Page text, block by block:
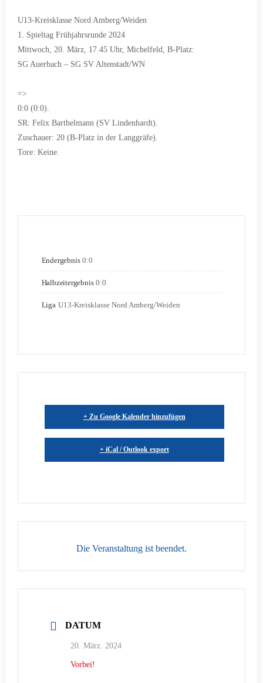
U13-Kreisklasse Nord Amberg/Weiden
1. Spieltag Frühjahrsrunde 2024
Mittwoch, 20. März, 17.45 Uhr, Michelfeld, B-Platz:
SG Auerbach – SG SV Altenstadt/WN
=>
0:0 (0:0).
SR: Felix Barthelmann (SV Lindenhardt).
Zuschauer: 20 (B-Platz in der Langgräfe).
Tore: Keine.
Endergebnis 0:0
Halbzeitergebnis 0:0
Liga U13-Kreisklasse Nord Amberg/Weiden
+ Zu Google Kalender hinzufügen
+ iCal / Outlook export
Die Veranstaltung ist beendet.
DATUM
20. März. 2024
Vorbei!